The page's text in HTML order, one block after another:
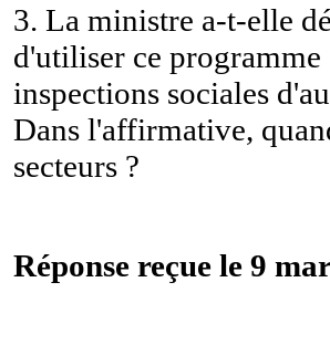
3. La ministre a-t-elle
d'utiliser ce programme
inspections sociales
Dans l'affirmative,
secteurs ?
Réponse reçue le 9